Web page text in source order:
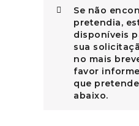
Se não
pretendia,
disponíveis
sua
no mais
favor
que
abaixo.